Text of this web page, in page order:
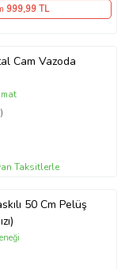
999,99 TL
Cam Vazoda
Taksitlerle
50 Cm Pelüş